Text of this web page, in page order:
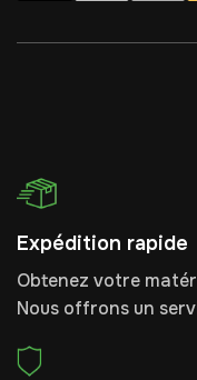
Expédition rapide
Obtenez votre
Nous offrons un